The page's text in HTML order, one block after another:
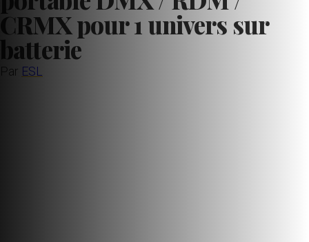
CRMX pour 1 univers sur
batterie
Par ESL